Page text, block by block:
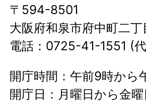
〒594-8501
大阪府和泉市府中町二
電話：0725-41-1551
開庁時間：午前9時から
開庁日：月曜日から金